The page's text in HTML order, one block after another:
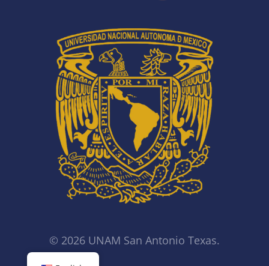
© 2026 UNAM San Antonio Texas.